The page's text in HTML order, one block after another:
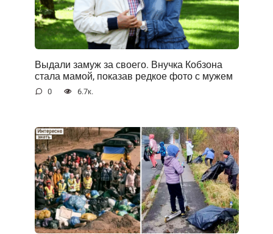
Выдали замуж за своего. Внучка Кобзона
стала мамой, показав редкое фото с мужем
0 6.7к.